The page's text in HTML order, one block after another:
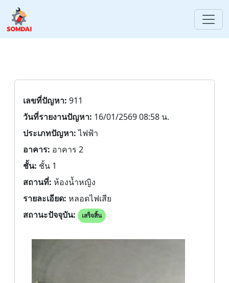
เลขที่ปัญหา: 911
วันที่รายงานปัญหา: 16/01/2569 08:58 น.
ประเภทปัญหา:ไฟฟ้า
อาคาร: อาคาร 2
ชั้น: ชั้น 1
สถานที่: ห้องน้ำหญิง
รายละเอียด: หลอดไฟเสีย
สถานะปัจจุบัน:
เสร็จสิ้น